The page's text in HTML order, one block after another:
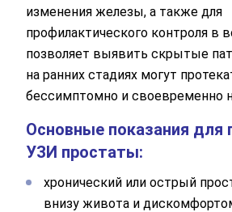
изменения железы, а также для
профилактического контроля в
позволяет выявить скрытые
на ранних стадиях могут
бессимптомно и своевременно
Основные показания для
УЗИ простаты:
хронический или острый
внизу живота и